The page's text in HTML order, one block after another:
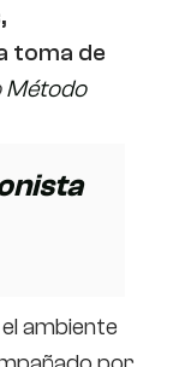
toma de
Método
ambiente